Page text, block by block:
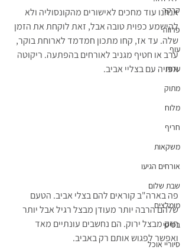
קרקר
פרווה
עוף
עדות
מתוק
מלוח
חריף
משקאות
אורחים הגיעו
שבת שלום
מומלצים
בסיסי
סיוריי אוכל
אנחנו עוד מחכים לאישורים מהקונסוליה ולא
להישמע כפוית טובה אבל, זאת לוקחת את הזמן
שלה. עד אז, קחו מתכון חמדמד לארוחת בוקר,
ערב או חטיף מגניב לאורחים בהפתעה. ריקוטה
אפויה עם בצליי אביב.
פה בארה"ב קוראים להם בצלי אביב. הטעם
שלהם הרבה יותר מעודן מבצל רגיל אבל יותר
חזק מבצל ירוק. הם נחשבים עונתיים מאד
ואפשר לפגוש אותם רק באביב.